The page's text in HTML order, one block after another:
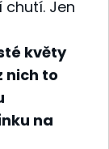
chutí. Jen
květy
nich to
na